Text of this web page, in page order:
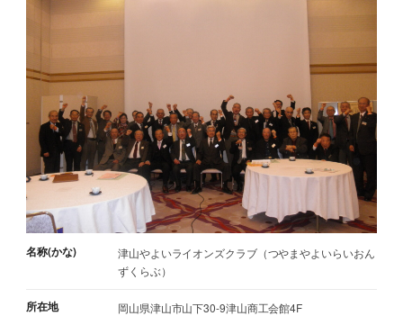
名称(かな)
津山やよいライオンズクラブ（つやまやよいらいおん
ずくらぶ）
所在地 岡山県津山市山下30-9津山商工会館4F